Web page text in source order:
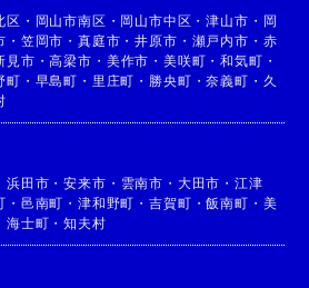
区 ・ 岡山市南区 ・ 岡山市中区 ・津山市 ・ 岡
・ 笠岡市 ・真庭市 ・井原市 ・ 瀬戸内市 ・ 赤
見市 ・高梁市 ・ 美作市 ・ 美咲町 ・和気町 ・
町 ・ 早島町 ・ 里庄町 ・ 勝央町 ・奈義町 ・ 久
浜田市 ・安来市 ・ 雲南市 ・ 大田市 ・ 江津
・ 邑南町 ・津和野町 ・吉賀町 ・飯南町 ・ 美
海士町 ・知夫村